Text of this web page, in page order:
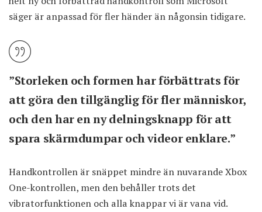
säger är anpassad för fler händer än någonsin tidigare.
”Storleken och formen har förbättrats för
att göra den tillgänglig för fler människor,
och den har en ny delningsknapp för att
spara skärmdumpar och videor enklare.”
Handkontrollen är snäppet mindre än nuvarande Xbox
One-kontrollen, men den behåller trots det
vibratorfunktionen och alla knappar vi är vana vid.